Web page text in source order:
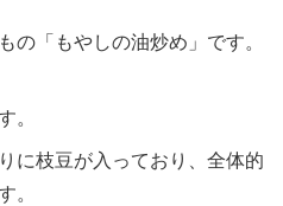
の「もやしの油炒め」です。
。
に枝豆が入っており、全体的
。